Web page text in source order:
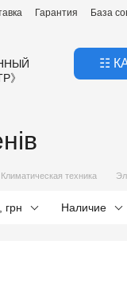
Гарантия База
☷
Климатическая техника
грн Наличие